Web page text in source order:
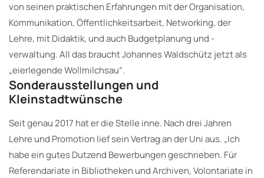
von seinen praktischen Erfahrungen mit der Organisation,
Kommunikation, Öffentlichkeitsarbeit, Networking, der
Lehre, mit Didaktik, und auch Budgetplanung und -
verwaltung. All das braucht Johannes Waldschütz jetzt als
„eierlegende Wollmilchsau“.
Sonderausstellungen und
Kleinstadtwünsche
Seit genau 2017 hat er die Stelle inne. Nach drei Jahren
Lehre und Promotion lief sein Vertrag an der Uni aus. „Ich
habe ein gutes Dutzend Bewerbungen geschrieben. Für
Referendariate in Bibliotheken und Archiven, Volontariate in